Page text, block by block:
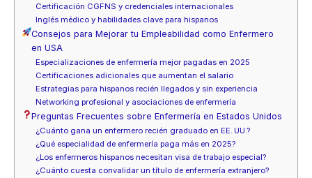
Certificación CGFNS y credenciales internacionales
Inglés médico y habilidades clave para hispanos
Consejos para Mejorar tu Empleabilidad como Enfermero
en USA
Especializaciones de enfermería mejor pagadas en 2025
Certificaciones adicionales que aumentan el salario
Estrategias para hispanos recién llegados y sin experiencia
Networking profesional y asociaciones de enfermería
Preguntas Frecuentes sobre Enfermería en Estados Unidos
¿Cuánto gana un enfermero recién graduado en EE. UU.?
¿Qué especialidad de enfermería paga más en 2025?
¿Los enfermeros hispanos necesitan visa de trabajo especial?
¿Cuánto cuesta convalidar un título de enfermería extranjero?